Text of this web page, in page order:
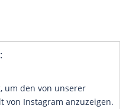
um den von unserer
von Instagram anzuzeigen.